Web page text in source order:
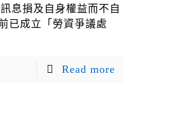
息損及自身權益而不自
已成立「勞資爭議處
Read more